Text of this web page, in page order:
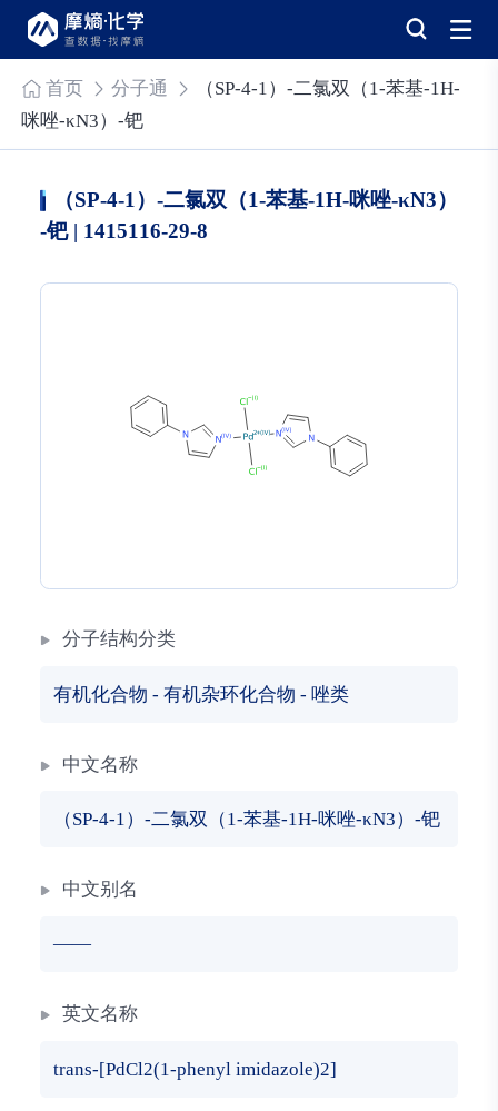
首页 分子通
（SP-4-1）-二氯双（1-苯基-1H-
咪唑-κN3）-钯
（SP-4-1）-二氯双（1-苯基-1H-咪唑-κN3）
-钯 | 1415116-29-8
分子结构分类
有机化合物 - 有机杂环化合物 - 唑类
中文名称
（SP-4-1）-二氯双（1-苯基-1H-咪唑-κN3）-钯
中文别名
——
英文名称
trans-[PdCl2(1-phenyl imidazole)2]